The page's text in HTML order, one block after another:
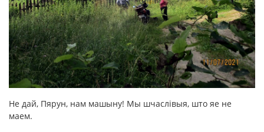
Не дай, Пярун, нам машыну! Мы шчаслівыя, што яе не
маем.